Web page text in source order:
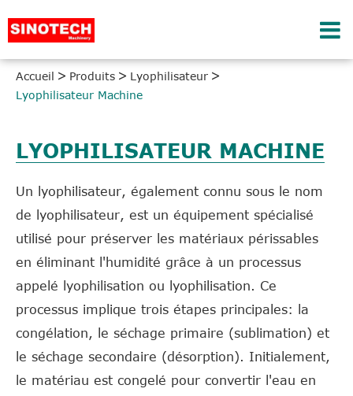
Accueil Produits
Lyophilisateur
Lyophilisateur Machine
LYOPHILISATEUR MACHINE
Un lyophilisateur, également connu sous le nom
de lyophilisateur, est un équipement spécialisé
utilisé pour préserver les matériaux périssables
en éliminant l'humidité grâce à un processus
appelé lyophilisation ou lyophilisation. Ce
processus implique trois étapes principales: la
congélation, le séchage primaire (sublimation) et
le séchage secondaire (désorption). Initialement,
le matériau est congelé pour convertir l'eau en